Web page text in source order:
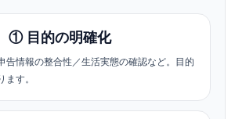
① 目的の明確化
告情報の整合性／生活実態の確認など。目的
す。